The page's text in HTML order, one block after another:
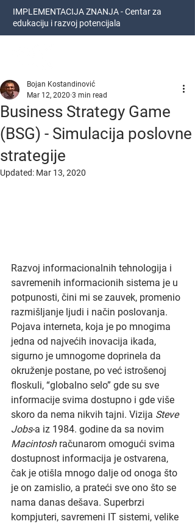
IMPLEMENTACIJA ZNANJA - Centar za
edukaciju i razvoj potencijala
Business Strategy Game
(BSG) - Simulacija poslovne
strategije
Bojan Kostandinović
Mar 12, 2020 3 min read
Updated: Mar 13, 2020
Razvoj informacionalnih tehnologija i
savremenih informacionih sistema je u
potpunosti, čini mi se zauvek, promenio
razmišljanje ljudi i način poslovanja.
Pojava interneta, koja je po mnogima
jedna od najvećih inovacija ikada,
sigurno je umnogome doprinela da
okruženje postane, po već istrošenoj
floskuli, “globalno selo” gde su sve
informacije svima dostupno i gde više
skoro da nema nikvih tajni. Vizija Steve
Jobs-a iz 1984. godine da sa novim
Macintosh računarom omogući svima
dostupnost informacija je ostvarena,
čak je otišla mnogo dalje od onoga što
je on zamislio, a prateći sve ono što se
nama danas dešava. Superbrzi
kompjuteri, savremeni IT sistemi, velike